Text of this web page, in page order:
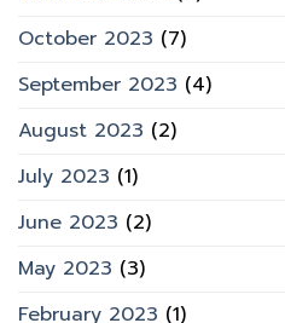
October 2023 (7)
September 2023 (4)
August 2023 (2)
July 2023 (1)
June 2023 (2)
May 2023 (3)
February 2023 (1)